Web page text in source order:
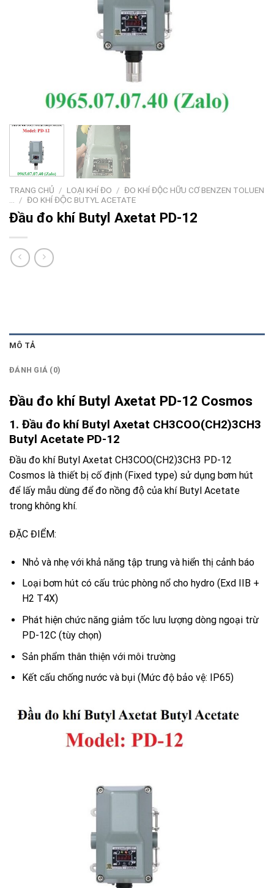
TRANG CHỦ / LOẠI KHÍ ĐO / ĐO KHÍ ĐỘC HỮU CƠ BENZEN TOLUEN
/ ĐO KHÍ ĐỘC BUTYL ACETATE
Đầu đo khí Butyl Axetat PD-12
MÔ TẢ
ĐÁNH GIÁ (0)
Đầu đo khí Butyl Axetat PD-12 Cosmos
1. Đầu đo khí Butyl Axetat CH3COO(CH2)3CH3
Butyl Acetate PD-12
Đầu đo khí Butyl Axetat CH3COO(CH2)3CH3 PD-12
Cosmos là thiết bị cố định (Fixed type) sử dụng bơm hút
để lấy mẫu dùng để đo nồng độ của khí Butyl Acetate
trong không khí.
ĐẶC ĐIỂM:
Nhỏ và nhẹ với khả năng tập trung và hiển thị cảnh báo
Loại bơm hút có cấu trúc phòng nổ cho hydro (Exd IIB +
H2 T4X)
Phát hiện chức năng giảm tốc lưu lượng dòng ngoại trừ
PD-12C (tùy chọn)
Sản phẩm thân thiện với môi trường
Kết cấu chống nước và bụi (Mức độ bảo vệ: IP65)